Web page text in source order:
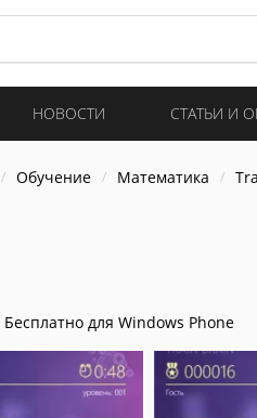
НОВОСТИ СТАТЬИ И
Обучение Математика
Бесплатно для Windows Phone